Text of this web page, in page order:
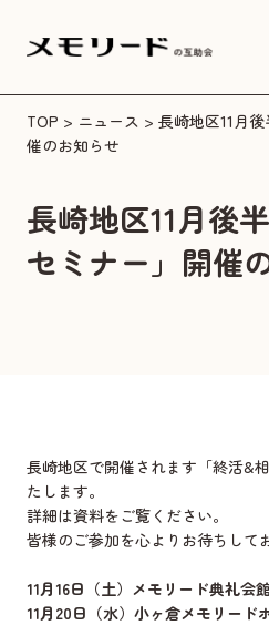
TOP > ニュース > 長崎地区11月
催のお知らせ
長崎地区11月後
セミナー」開催
長崎地区で開催されます「終活&
たします。
詳細は資料をご覧ください。
皆様のご参加を心よりお待ちして
11月16日（土）メモリード典礼会
11月20日（水）小ヶ倉メモリード